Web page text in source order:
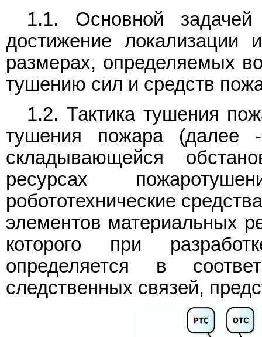
1.1. Основной
достижение
размерах, определяемых
тушению сил и средств
1.2. Тактика тушения
тушения пожара (далее
складывающейся
ресурсах
робототехнические
элементов материальных
которого при
определяется в
следственных связей,